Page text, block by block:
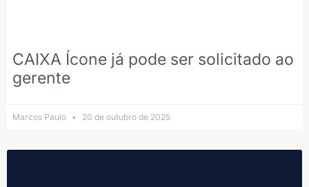
CAIXA Ícone já pode ser solicitado ao
gerente
Marcos Paulo 20 de outubro de 2025